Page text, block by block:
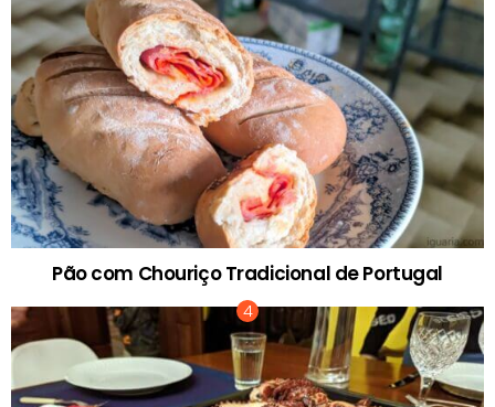
Pão com Chouriço Tradicional de Portugal